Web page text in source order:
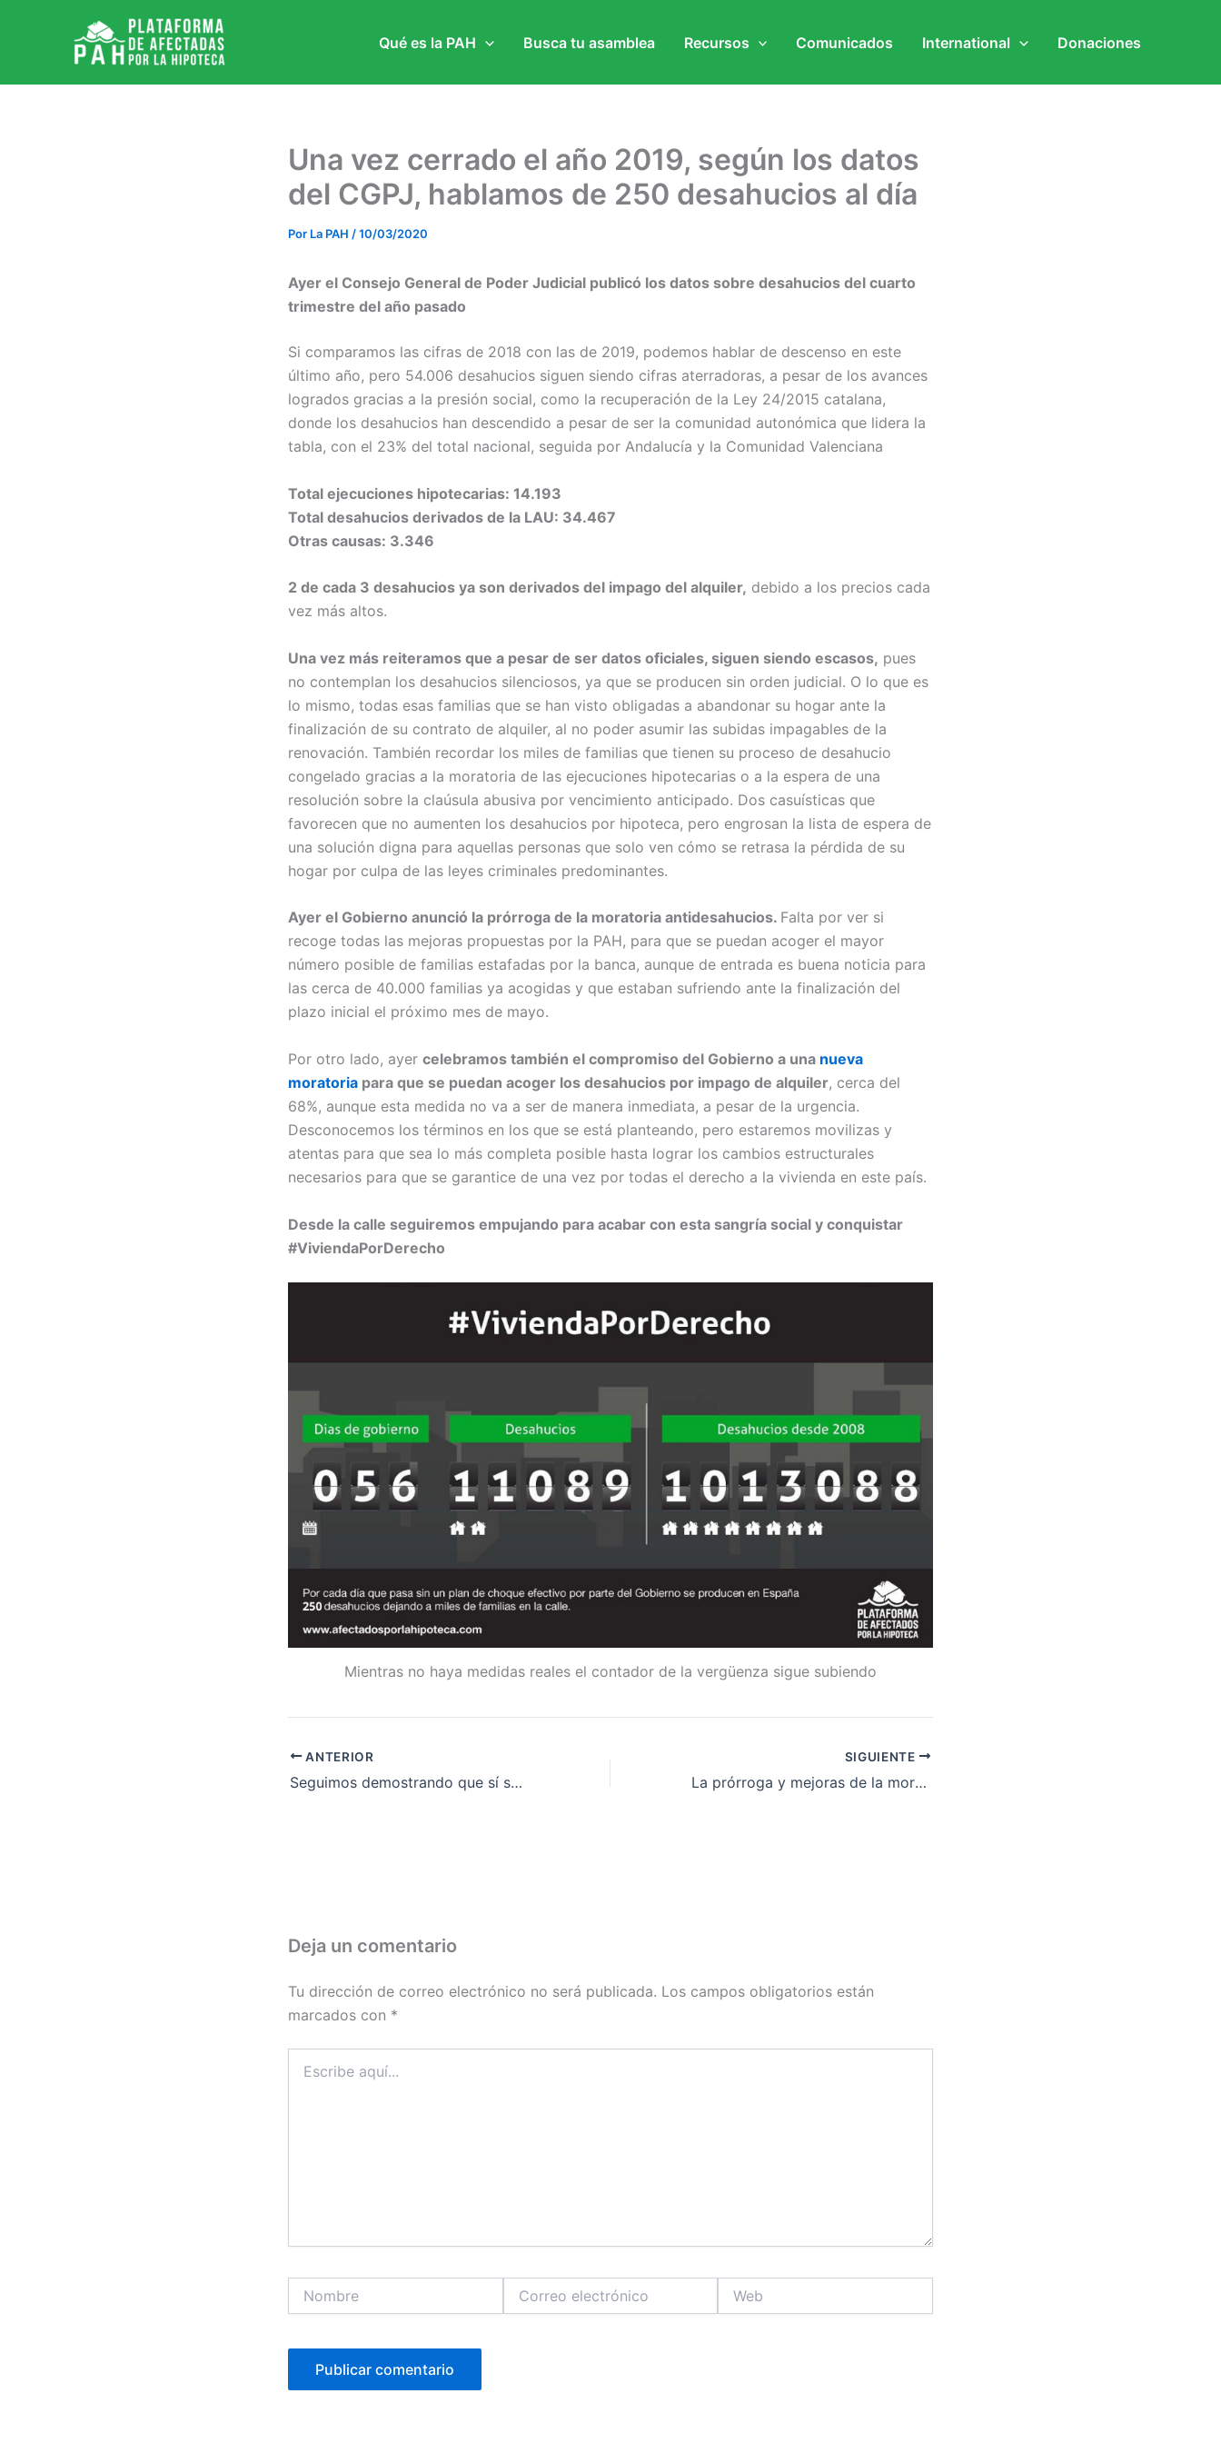
Qué es la PAH Busca tu asamblea Recursos Comunicados International Donaciones
Una vez cerrado el año 2019, según los datos
del CGPJ, hablamos de 250 desahucios al día
Por La PAH /10/03/2020
Ayer el Consejo General de Poder Judicial publicó los datos sobre desahucios del cuarto
trimestre del año pasado
Si comparamos las cifras de 2018 con las de 2019, podemos hablar de descenso en este
último año, pero 54.006 desahucios siguen siendo cifras aterradoras, a pesar de los avances
logrados gracias a la presión social, como la recuperación de la Ley 24/2015 catalana,
donde los desahucios han descendido a pesar de ser la comunidad autonómica que lidera la
tabla, con el 23% del total nacional, seguida por Andalucía y la Comunidad Valenciana
Total ejecuciones hipotecarias: 14.193
Total desahucios derivados de la LAU: 34.467
Otras causas: 3.346
2 de cada 3 desahucios ya son derivados del impago del alquiler, debido a los precios cada
vez más altos.
Una vez más reiteramos que a pesar de ser datos oficiales, siguen siendo escasos, pues
no contemplan los desahucios silenciosos, ya que se producen sin orden judicial. O lo que es
lo mismo, todas esas familias que se han visto obligadas a abandonar su hogar ante la
finalización de su contrato de alquiler, al no poder asumir las subidas impagables de la
renovación. También recordar los miles de familias que tienen su proceso de desahucio
congelado gracias a la moratoria de las ejecuciones hipotecarias o a la espera de una
resolución sobre la claúsula abusiva por vencimiento anticipado. Dos casuísticas que
favorecen que no aumenten los desahucios por hipoteca, pero engrosan la lista de espera de
una solución digna para aquellas personas que solo ven cómo se retrasa la pérdida de su
hogar por culpa de las leyes criminales predominantes.
Ayer el Gobierno anunció la prórroga de la moratoria antidesahucios. Falta por ver si
recoge todas las mejoras propuestas por la PAH, para que se puedan acoger el mayor
número posible de familias estafadas por la banca, aunque de entrada es buena noticia para
las cerca de 40.000 familias ya acogidas y que estaban sufriendo ante la finalización del
plazo inicial el próximo mes de mayo.
Por otro lado, ayer celebramos también el compromiso del Gobierno a una nueva
moratoria para que se puedan acoger los desahucios por impago de alquiler, cerca del
68%, aunque esta medida no va a ser de manera inmediata, a pesar de la urgencia.
Desconocemos los términos en los que se está planteando, pero estaremos movilizas y
atentas para que sea lo más completa posible hasta lograr los cambios estructurales
necesarios para que se garantice de una vez por todas el derecho a la vivienda en este país.
Desde la calle seguiremos empujando para acabar con esta sangría social y conquistar
#ViviendaPorDerecho
Mientras no haya medidas reales el contador de la vergüenza sigue subiendo
ANTERIOR
Seguimos demostrando que sí se puede. Moratoria para desahucios de alquiler, victoria para las familias hipotecadas y para miles de inquilinas
SIGUIENTE
La prórroga y mejoras de la moratoria de desahucios hipotecarios ya es una realidad
Deja un comentario
Tu dirección de correo electrónico no será publicada. Los campos obligatorios están
marcados con *
aquí...
electrónico